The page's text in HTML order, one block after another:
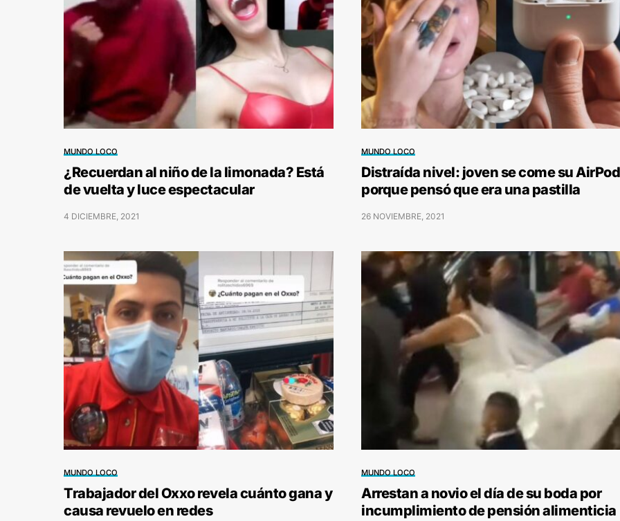
MUNDO LOCO
¿Recuerdan al niño de la limonada? Está
de vuelta y luce espectacular
4 DICIEMBRE, 2021
MUNDO LOCO
Distraída nivel: joven se come su AirPod
porque pensó que era una pastilla
26 NOVIEMBRE, 2021
MUNDO LOCO
Trabajador del Oxxo revela cuánto gana y
causa revuelo en redes
MUNDO LOCO
Arrestan a novio el día de su boda por
incumplimiento de pensión alimenticia